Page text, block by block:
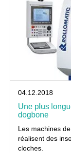
04.12.2018
Une plus
dogbone
Les machines
réalisent des
cloches.